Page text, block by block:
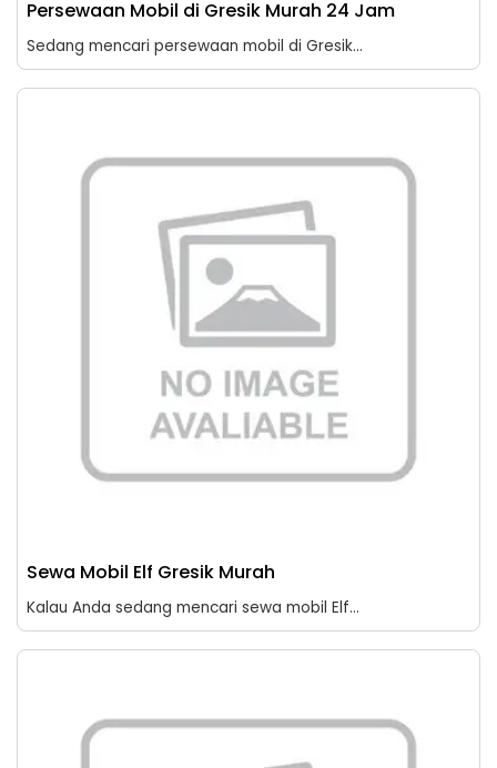
Persewaan Mobil di Gresik Murah 24 Jam
Sedang mencari persewaan mobil di Gresik...
Sewa Mobil Elf Gresik Murah
Kalau Anda sedang mencari sewa mobil Elf...